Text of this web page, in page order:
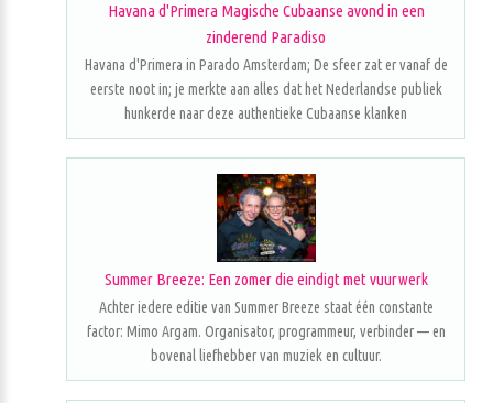
Havana d'Primera Magische Cubaanse avond in een
zinderend Paradiso
Havana d'Primera in Parado Amsterdam; De sfeer zat er vanaf de
eerste noot in; je merkte aan alles dat het Nederlandse publiek
hunkerde naar deze authentieke Cubaanse klanken
Summer Breeze: Een zomer die eindigt met vuurwerk
Achter iedere editie van Summer Breeze staat één constante
factor: Mimo Argam. Organisator, programmeur, verbinder — en
bovenal liefhebber van muziek en cultuur.